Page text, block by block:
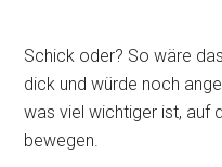
Schick oder? So wäre
dick und würde noch
was viel wichtiger ist, auf
bewegen.